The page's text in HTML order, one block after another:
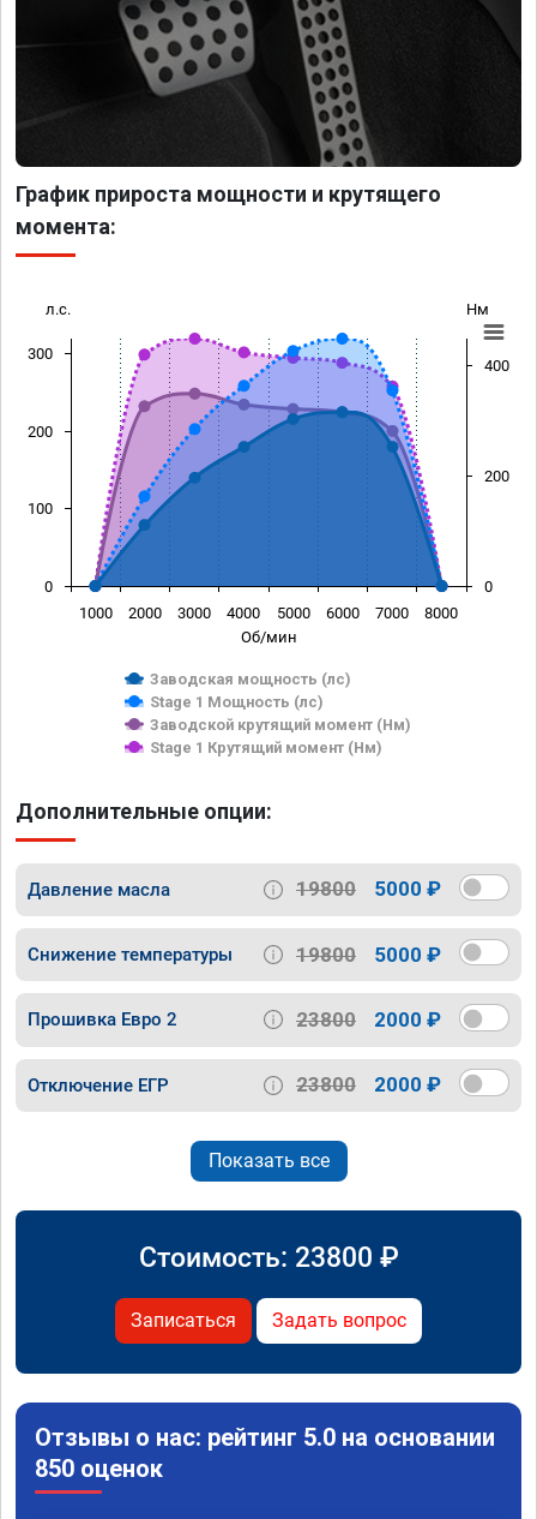
График прироста мощности и крутящего
момента:
Об/мин
л.с. Нм
Заводская мощность (лс)
Stage 1 Мощность (лс)
Заводской крутящий момент (Нм)
Stage 1 Крутящий момент (Нм)
1000 2000 3000 4000 5000 6000 7000 8000
0
100
200
300
0
200
400
Дополнительные опции:
Давление масла 19800 5000 ₽
Снижение температуры 19800 5000 ₽
Прошивка Евро 2 23800 2000 ₽
Отключение ЕГР 23800 2000 ₽
Показать все
Стоимость: 23800 ₽
Записаться Задать вопрос
Отзывы о нас: рейтинг 5.0 на основании
850 оценок